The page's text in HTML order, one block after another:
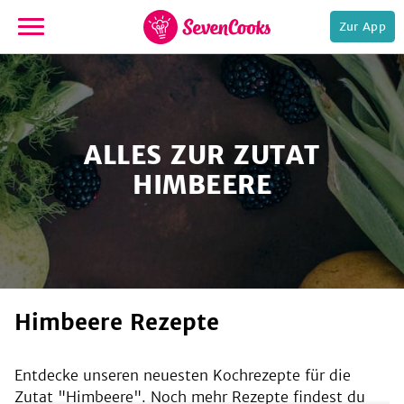
zur
Startseite
Zur App
ALLES ZUR ZUTAT
HIMBEERE
Himbeere Rezepte
Entdecke unseren neuesten Kochrezepte für die
Zutat "Himbeere". Noch mehr Rezepte findest du